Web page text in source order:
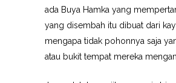
ada Buya Hamka yang
yang disembah itu dibuat dari
mengapa tidak pohonnya saja
atau bukit tempat mereka